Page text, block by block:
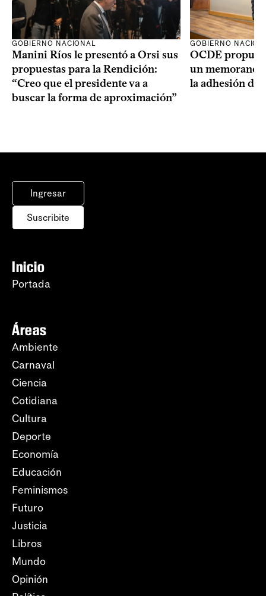
GOBIERNO NACIONAL
Manini Ríos le presentó a Orsi sus
propuestas para la Rendición:
“Creo que el presidente va a
buscar la forma de aproximación”
GOBIERNO
OCDE
un
la adhesión
Ingresar
Suscribite
Inicio
Portada
Áreas
Ambiente
Carnaval
Ciencia
Cotidiana
Cultura
Deporte
Economía
Educación
Feminismos
Futuro
Justicia
Libros
Mundo
Opinión